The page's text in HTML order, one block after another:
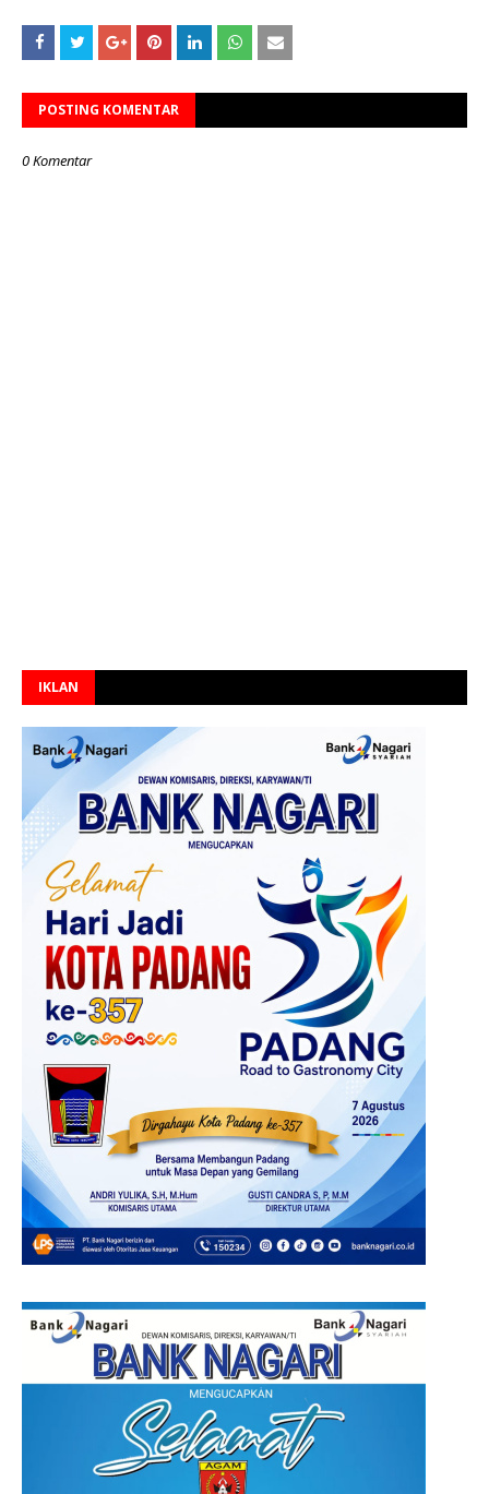
POSTING KOMENTAR
0 Komentar
IKLAN